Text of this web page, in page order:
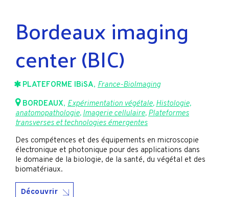
Bordeaux imaging
center (BIC)
PLATEFORME IBiSA, France-BioImaging
BORDEAUX, Expérimentation végétale,Histologie,
anatomopathologie,Imagerie cellulaire,Plateformes
transverses et technologies émergentes
Des compétences et des équipements en microscopie
électronique et photonique pour des applications dans
le domaine de la biologie, de la santé, du végétal et des
biomatériaux.
Découvrir